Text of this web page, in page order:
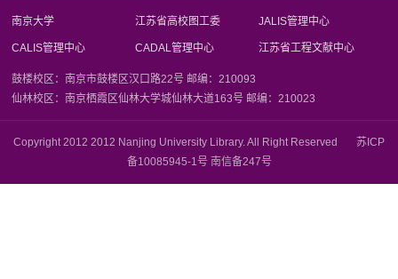
南京大学 江苏省高校图工委 JALIS管理中心
CALIS管理中心 CADAL管理中心 江苏省工程文献中心
鼓楼校区：南京市鼓楼区汉口路22号 邮编：210093
仙林校区：南京栖霞区仙林大学城仙林大道163号 邮编：210023
Copyright 2012 2012 Nanjing University Library. All Right Reserved 苏ICP
备10085945-1号 南信备247号